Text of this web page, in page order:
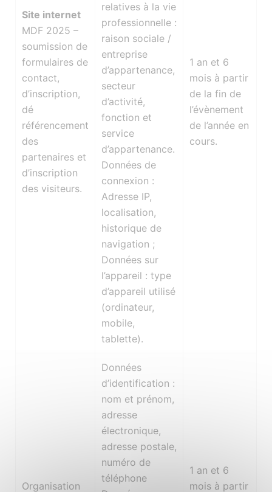
Site internet
MDF 2025 –
soumission de
formulaires de
contact,
d’inscription,
dé
référencement
des
partenaires et
d’inscription
des visiteurs.
relatives à la vie
professionnelle :
raison sociale /
entreprise
d’appartenance,
secteur
d’activité,
fonction et
service
d’appartenance.
Données de
connexion :
Adresse IP,
localisation,
historique de
navigation ;
Données sur
l’appareil : type
d’appareil utilisé
(ordinateur,
mobile,
tablette).
1 an et 6
mois à partir
de la fin de
l’évènement
de l’année en
cours.
Organisation
Données
d’identification :
nom et prénom,
adresse
électronique,
adresse postale,
numéro de
téléphone
1 an et 6
mois à partir